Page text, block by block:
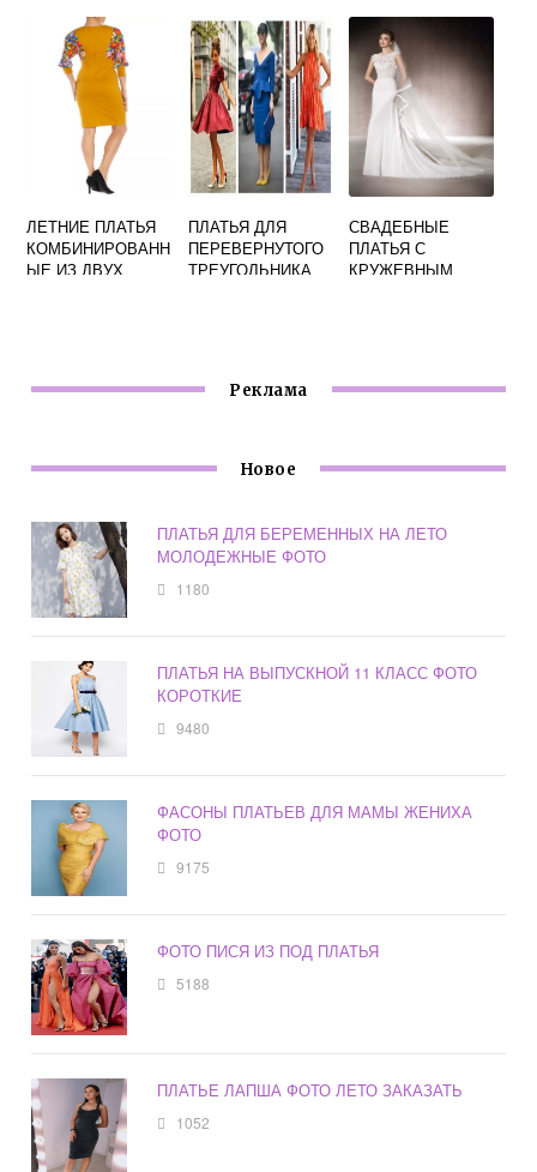
ЛЕТНИЕ ПЛАТЬЯ
КОМБИНИРОВАНН
ЫЕ ИЗ ДВУХ
ПЛАТЬЯ ДЛЯ
ПЕРЕВЕРНУТОГО
ТРЕУГОЛЬНИКА
СВАДЕБНЫЕ
ПЛАТЬЯ С
КРУЖЕВНЫМ
Реклама
Новое
ПЛАТЬЯ ДЛЯ БЕРЕМЕННЫХ НА ЛЕТО
МОЛОДЕЖНЫЕ ФОТО
1180
ПЛАТЬЯ НА ВЫПУСКНОЙ 11 КЛАСС ФОТО
КОРОТКИЕ
9480
ФАСОНЫ ПЛАТЬЕВ ДЛЯ МАМЫ ЖЕНИХА
ФОТО
9175
ФОТО ПИСЯ ИЗ ПОД ПЛАТЬЯ
5188
ПЛАТЬЕ ЛАПША ФОТО ЛЕТО ЗАКАЗАТЬ
1052